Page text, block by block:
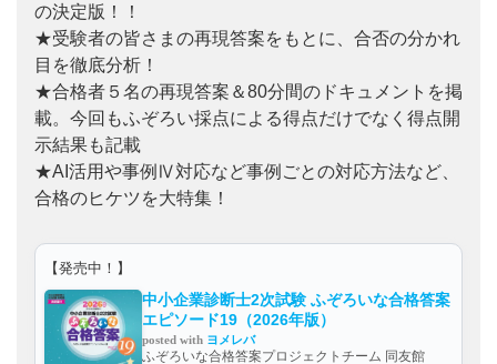
の決定版！！
★受験者の皆さまの再現答案をもとに、合否の分かれ
目を徹底分析！
★合格者５名の再現答案＆80分間のドキュメントを掲
載。今回もふぞろい採点による得点だけでなく得点開
示結果も記載
★AI活用や事例Ⅳ対応など事例ごとの対応方法など、
合格のヒケツを大特集！
【発売中！】
中小企業診断士2次試験 ふぞろいな合格答案
エピソード19（2026年版）
posted with ヨメレバ
ふぞろいな合格答案プロジェクトチーム 同友館